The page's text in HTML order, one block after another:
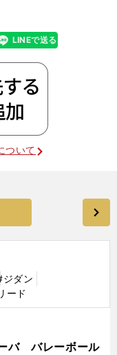
LINEで送る
ついて
ジダン
ード
バ バレーボール